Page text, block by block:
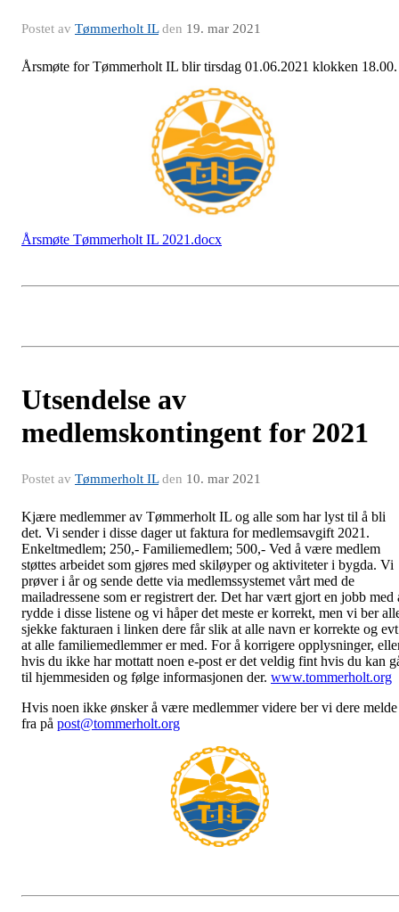
Postet av Tømmerholt ILden 19. mar 2021
Årsmøte for Tømmerholt IL blir tirsdag 01.06.2021 klokken 18.00.
Årsmøte Tømmerholt IL 2021.docx
Utsendelse av
medlemskontingent for 2021
Postet av Tømmerholt ILden 10. mar 2021
Kjære medlemmer av Tømmerholt IL og alle som har lyst til å bli
det. Vi sender i disse dager ut faktura for medlemsavgift 2021.
Enkeltmedlem; 250,- Familiemedlem; 500,- Ved å være medlem
støttes arbeidet som gjøres med skiløyper og aktiviteter i bygda. Vi
prøver i år og sende dette via medlemssystemet vårt med de
mailadressene som er registrert der. Det har vært gjort en jobb med
rydde i disse listene og vi håper det meste er korrekt, men vi ber
sjekke fakturaen i linken dere får slik at alle navn er korrekte og evt
at alle familiemedlemmer er med. For å korrigere opplysninger,
hvis du ikke har mottatt noen e-post er det veldig fint hvis du kan
til hjemmesiden og følge informasjonen der. www.tommerholt.org
Hvis noen ikke ønsker å være medlemmer videre ber vi dere melde
fra på post@tommerholt.org